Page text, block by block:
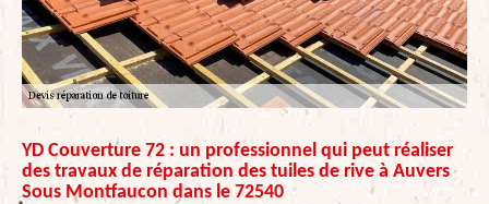
YD Couverture 72 : un professionnel qui peut réaliser
des travaux de réparation des tuiles de rive à Auvers
Sous Montfaucon dans le 72540